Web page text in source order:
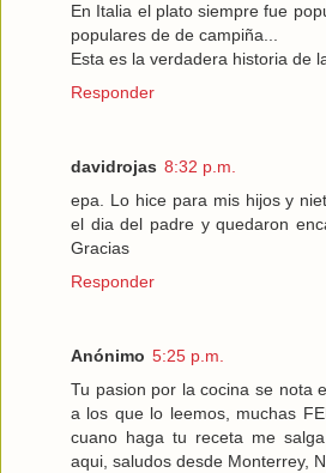
En Italia el plato siempre fue
populares de de campiña...
Esta es la verdadera historia de
Responder
davidrojas 8:32 p.m.
epa. Lo hice para mis hijos y
el dia del padre y quedaron
Gracias
Responder
Anónimo 5:25 p.m.
Tu pasion por la cocina se nota
a los que lo leemos, muchas
cuano haga tu receta me
aqui, saludos desde Monterrey,